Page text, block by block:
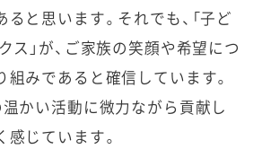
と思います。それでも、「子ど
ス」が、ご家族の笑顔や希望につ
組みであると確信しています。
温かい活動に微力ながら貢献し
じています。